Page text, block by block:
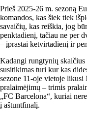
Prieš 2025-26 m. sezoną
komandos, kas šiek tiek
savaičių, kas reiškia, jog
penktadienį, tačiau ne per
– įprastai ketvirtadienį ir
Kadangi rungtynių
susitikimas turi kur kas
sezone 11-oje vietoje
pralaimėjimų – trimis
„FC Barcelona“, kuriai
į aštuntfinalį.